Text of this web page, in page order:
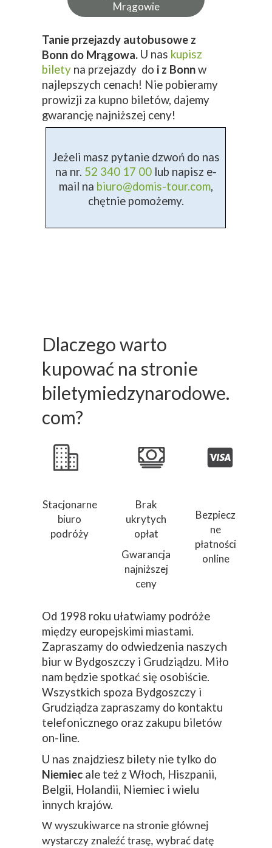
Bezpiecz
ne
płatności
online
Brak
ukrytych
opłat
Gwarancja
najniższej
ceny
Stacjonarne
biuro
podróży
Mrągowie
Tanie przejazdy autobusowe z
Bonn do Mrągowa. U nas kupisz
bilety na przejazdy do i z Bonnw
najlepszych cenach! Nie pobieramy
prowizji za kupno biletów, dajemy
gwarancję najniższej ceny!
Jeżeli masz pytanie dzwoń do nas
na nr. 52 340 17 00lub napisz e-
mail na biuro@domis-tour.com,
chętnie pomożemy.
Dlaczego warto
kupować na stronie
biletymiedzynarodowe.
com?
Od 1998 roku ułatwiamy podróże
między europejskimi miastami.
Zapraszamy do odwiedzenia naszych
biur w Bydgoszczy i Grudziądzu. Miło
nam będzie spotkać się osobiście.
Wszystkich spoza Bydgoszczy i
Grudziądza zapraszamy do kontaktu
telefonicznego oraz zakupu biletów
on-line.
U nas znajdziesz bilety nie tylko do
Niemiec ale też z Włoch, Hiszpanii,
Belgii, Holandii, Niemiec i wielu
innych krajów.
W wyszukiwarce na stronie głównej
wystarczy znaleźć trasę, wybrać datę